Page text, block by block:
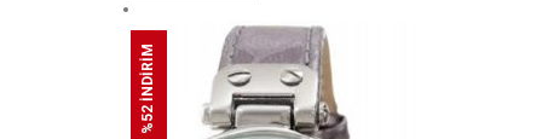
%52 İNDİRİM